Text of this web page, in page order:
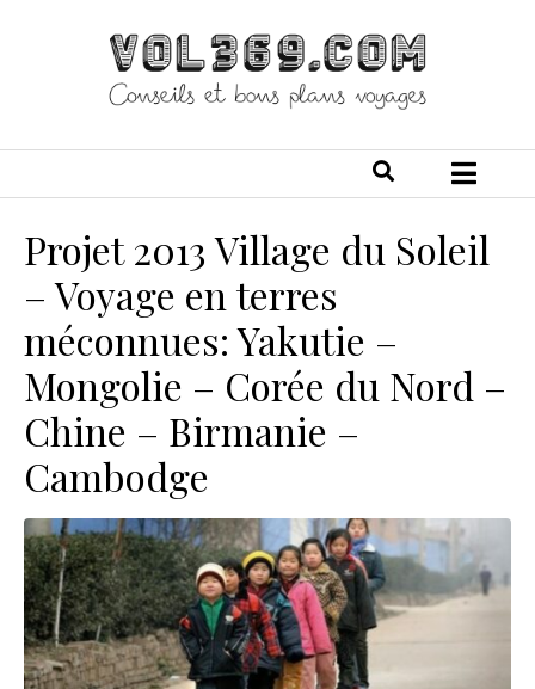
Projet 2013 Village du Soleil
– Voyage en terres
méconnues: Yakutie –
Mongolie – Corée du Nord –
Chine – Birmanie –
Cambodge